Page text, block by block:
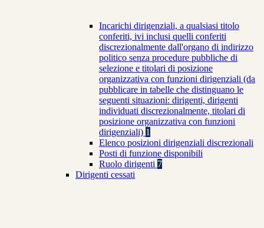
Incarichi dirigenziali, a qualsiasi titolo
conferiti, ivi inclusi quelli conferiti
discrezionalmente dall'organo di indirizzo
politico senza procedure pubbliche di
selezione e titolari di posizione
organizzativa con funzioni dirigenziali (da
pubblicare in tabelle che distinguano le
seguenti situazioni: dirigenti, dirigenti
individuati discrezionalmente, titolari di
posizione organizzativa con funzioni
dirigenziali) 1
Elenco posizioni dirigenziali discrezionali
Posti di funzione disponibili
Ruolo dirigenti 7
Dirigenti cessati